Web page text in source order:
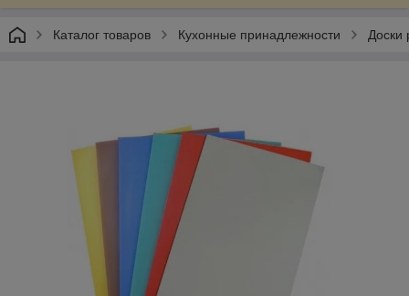
Каталог товаров Кухонные принадлежности Доски